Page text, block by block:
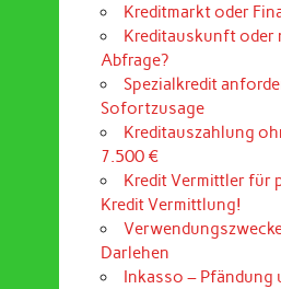
Kreditmarkt oder
Kreditauskunft oder
Abfrage?
Spezialkredit
Sofortzusage
Kreditauszahlung
7.500 €
Kredit Vermittler für
Kredit Vermittlung!
Darlehen
Inkasso – Pfändung